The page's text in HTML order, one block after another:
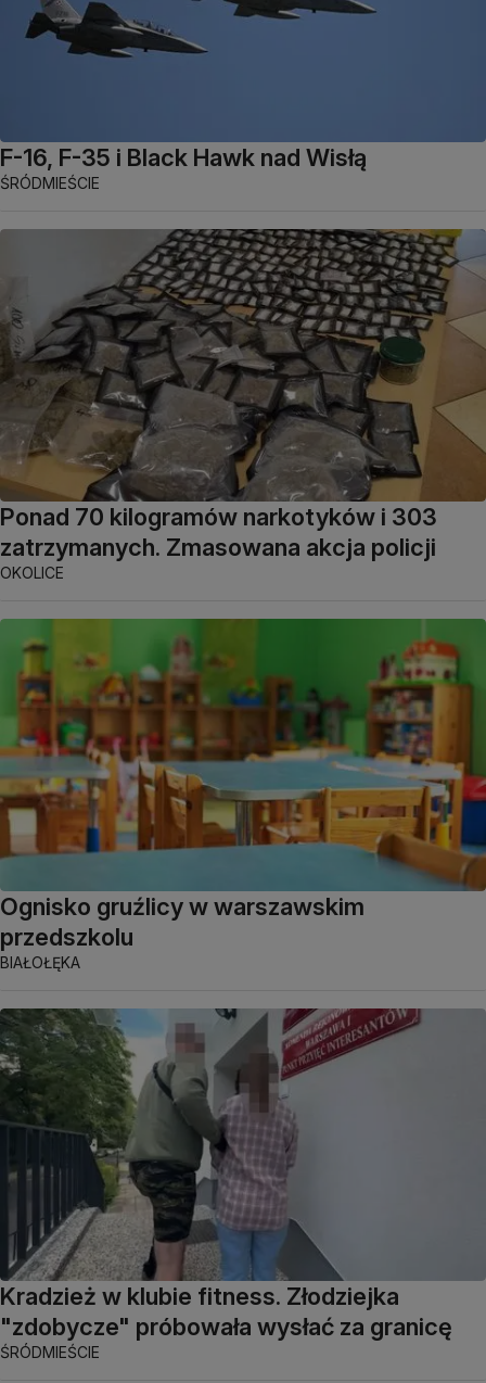
F-16, F-35 i Black Hawk nad Wisłą
ŚRÓDMIEŚCIE
Ponad 70 kilogramów narkotyków i 303
zatrzymanych. Zmasowana akcja policji
OKOLICE
Ognisko gruźlicy w warszawskim
przedszkolu
BIAŁOŁĘKA
Kradzież w klubie fitness. Złodziejka
"zdobycze" próbowała wysłać za granicę
ŚRÓDMIEŚCIE